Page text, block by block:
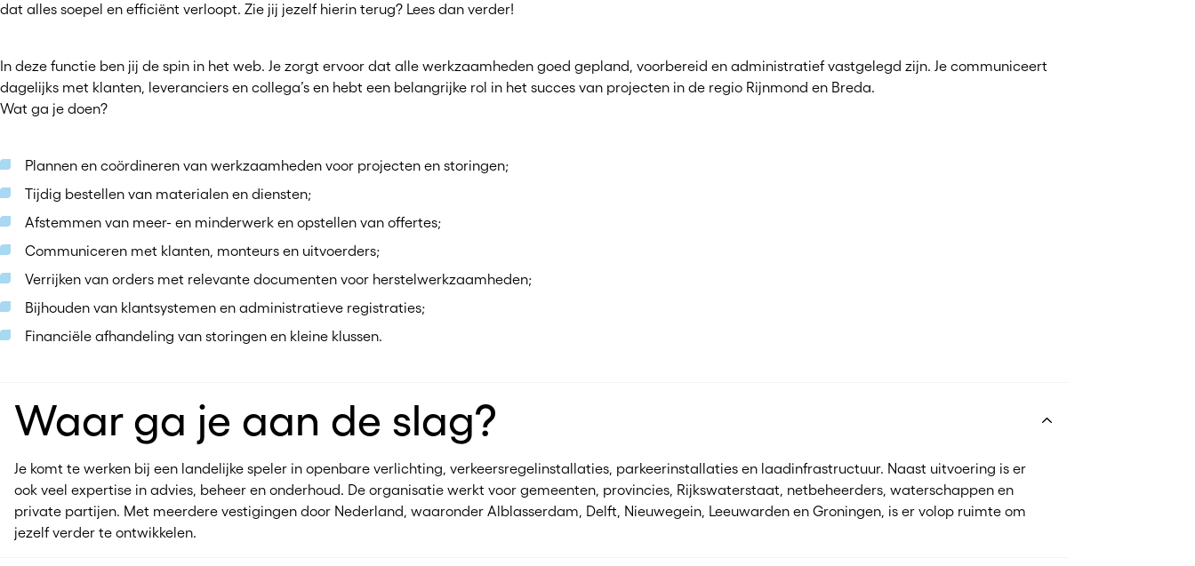
dat alles soepel en efficiënt verloopt. Zie jij jezelf hierin terug? Lees dan verder!
In deze functie ben jij de spin in het web. Je zorgt ervoor dat alle werkzaamheden goed gepland, voorbereid en administratief vastgelegd zijn. Je communiceert
dagelijks met klanten, leveranciers en collega’s en hebt een belangrijke rol in het succes van projecten in de regio Rijnmond en Breda.
Wat ga je doen?
Plannen en coördineren van werkzaamheden voor projecten en storingen;
Tijdig bestellen van materialen en diensten;
Afstemmen van meer- en minderwerk en opstellen van offertes;
Communiceren met klanten, monteurs en uitvoerders;
Verrijken van orders met relevante documenten voor herstelwerkzaamheden;
Bijhouden van klantsystemen en administratieve registraties;
Financiële afhandeling van storingen en kleine klussen.
Waar ga je aan de slag?
Je komt te werken bij een landelijke speler in openbare verlichting, verkeersregelinstallaties, parkeerinstallaties en laadinfrastructuur. Naast uitvoering is er
ook veel expertise in advies, beheer en onderhoud. De organisatie werkt voor gemeenten, provincies, Rijkswaterstaat, netbeheerders, waterschappen en
private partijen. Met meerdere vestigingen door Nederland, waaronder Alblasserdam, Delft, Nieuwegein, Leeuwarden en Groningen, is er volop ruimte om
jezelf verder te ontwikkelen.